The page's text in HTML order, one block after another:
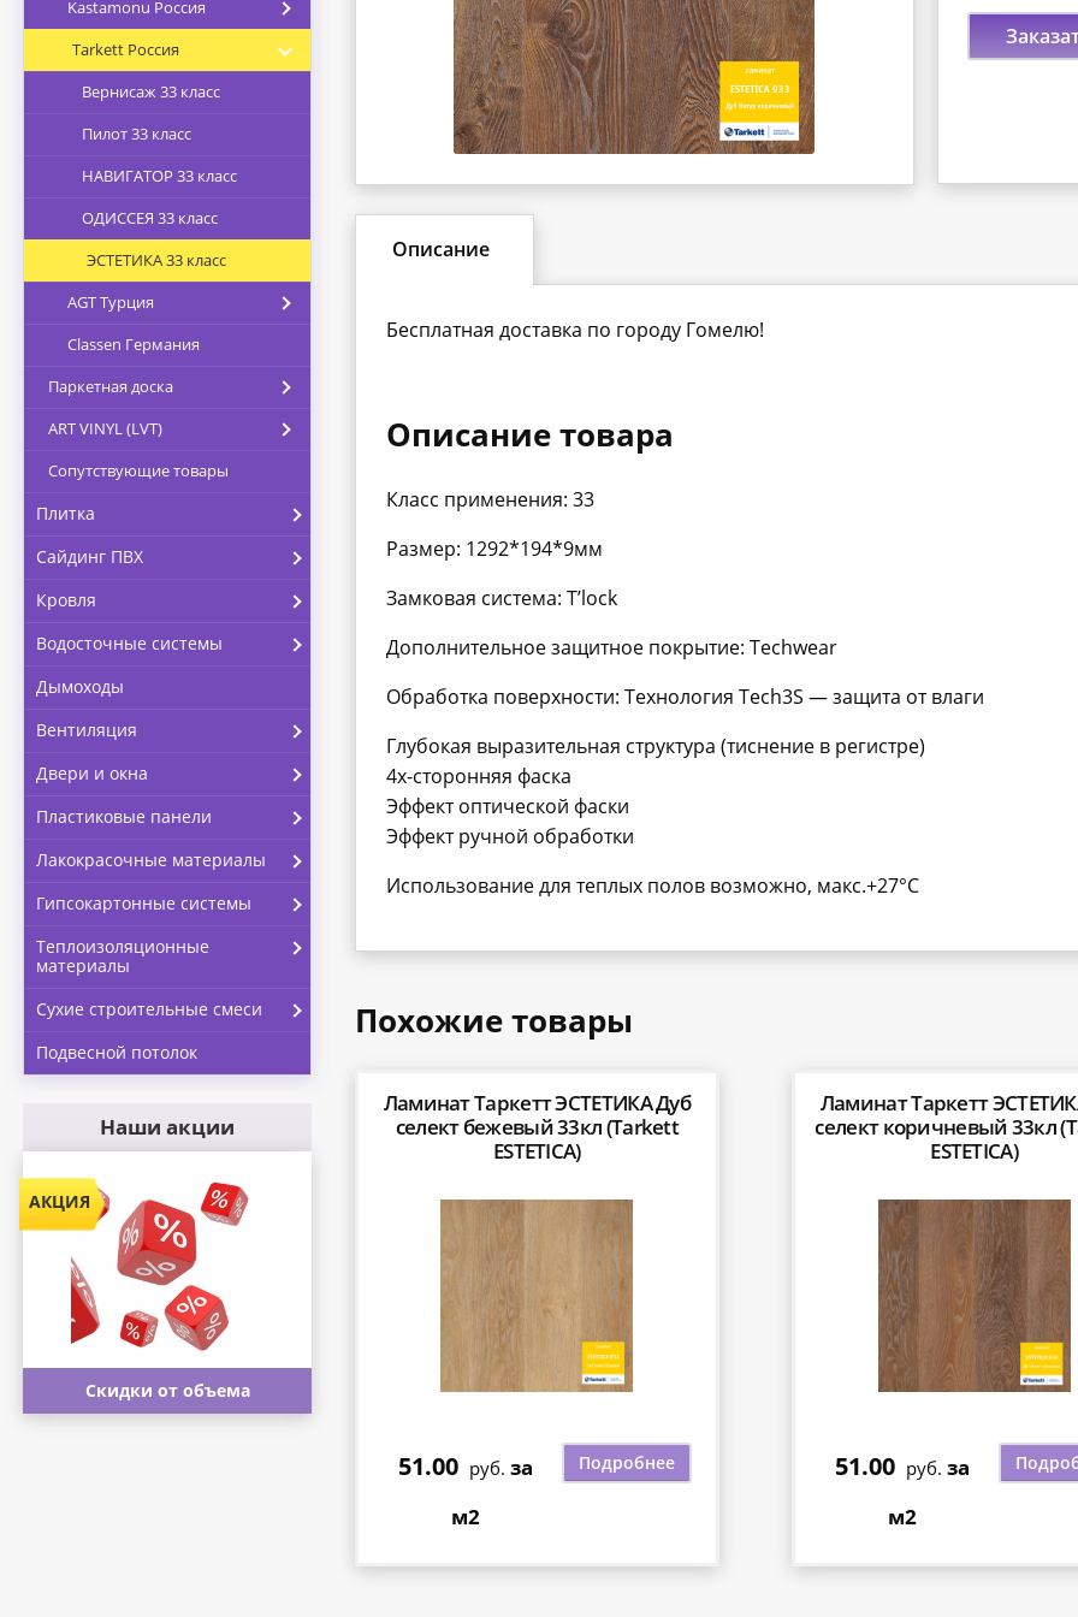
Описание
Бесплатная доставка по городу Гомелю!
Описание товара
Класс применения: 33
Размер: 1292*194*9мм
Замковая система: T’lock
Дополнительное защитное покрытие: Techwear
Обработка поверхности: Технология Tech3S — защита от влаги
Глубокая выразительная структура (тиснение в регистре)
4х-сторонняя фаска
Эффект оптической фаски
Эффект ручной обработки
Использование для теплых полов возможно, макс.+27°С
Похожие товары
Ламинат Таркетт ЭСТЕТИКА Дуб
селект бежевый 33кл (Tarkett
ESTETICA)
51.00 руб. за
м2
Подробнее
Ламинат Таркетт
селект коричневый 33кл
ESTETICA)
51.00 руб. за
м2
Kastamonu Россия
Tarkett Россия
Вернисаж 33 класс
Пилот 33 класс
НАВИГАТОР 33 класс
ОДИССЕЯ 33 класс
ЭСТЕТИКА 33 класс
AGT Турция
Classen Германия
Паркетная доска
ART VINYL (LVT)
Сопутствующие товары
Плитка
Сайдинг ПВХ
Кровля
Водосточные системы
Дымоходы
Вентиляция
Двери и окна
Пластиковые панели
Лакокрасочные материалы
Гипсокартонные системы
Теплоизоляционные
материалы
Сухие строительные смеси
Подвесной потолок
Наши акции
Скидки от объема